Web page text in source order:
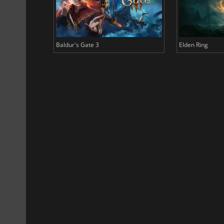
Baldur's Gate 3 Elden Ring